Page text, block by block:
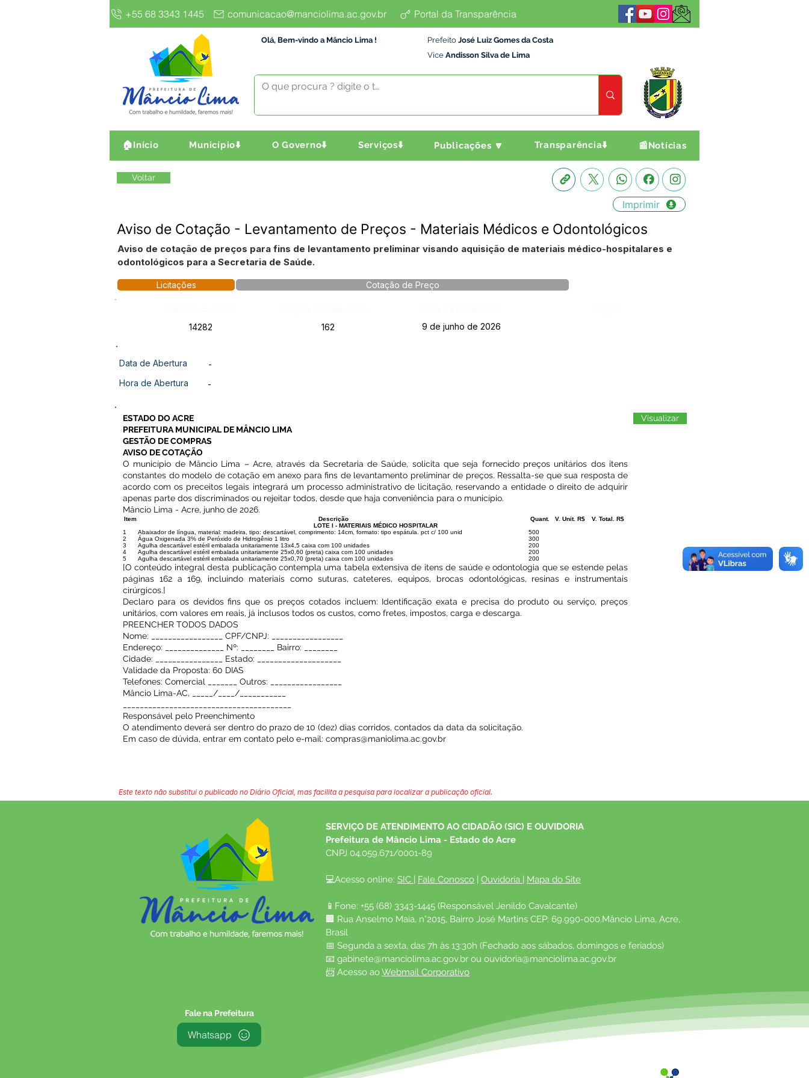
+55 68 3343 1445 comunicacao@manciolima.ac.gov.br Portal da Transparência
Olá, Bem-vindo a Mâncio Lima ! Prefeito José Luiz Gomes da Costa
Vice Andisson Silva de Lima
🏠Início Município⬇️ O Governo⬇️ Serviços⬇️ Publicações 🔽 Transparência⬇️ 📰Notícias
Voltar
Imprimir
Aviso de Cotação - Levantamento de Preços - Materiais Médicos e Odontológicos
Aviso de cotação de preços para fins de levantamento preliminar visando aquisição de materiais médico-hospitalares e
odontológicos para a Secretaria de Saúde.
Licitações Cotação de Preço
14282
162 9 de junho de 2026
Data de Abertura
-
Hora de Abertura
-
ESTADO DO ACRE
PREFEITURA MUNICIPAL DE MÂNCIO LIMA
GESTÃO DE COMPRAS
AVISO DE COTAÇÃO
O município de Mâncio Lima – Acre, através da Secretaria de Saúde, solicita que seja fornecido preços unitários dos itens
constantes do modelo de cotação em anexo para fins de levantamento preliminar de preços. Ressalta-se que sua resposta de
acordo com os preceitos legais integrará um processo administrativo de licitação, reservando a entidade o direito de adquirir
apenas parte dos discriminados ou rejeitar todos, desde que haja conveniência para o município.
Mâncio Lima - Acre, junho de 2026.
Item Descrição Quant. V. Unit. R$
V. Total. R$
LOTE I - MATERIAIS MÉDICO HOSPITALAR
1
Abaixador de língua, material: madeira, tipo: descartável, comprimento: 14cm, formato: tipo espátula. pct c/ 100 unid
500
2
Água Oxigenada 3% de Peróxido de Hidrogênio 1 litro
300
3
Agulha descartável estéril embalada unitariamente 13x4,5 caixa com 100 unidades
200
4
Agulha descartável estéril embalada unitariamente 25x0,60 (preta) caixa com 100 unidades
200
5
Agulha descartável estéril embalada unitariamente 25x0,70 (preta) caixa com 100 unidades 200
[O conteúdo integral desta publicação contempla uma tabela extensiva de itens de saúde e odontologia que se estende pelas
páginas 162 a 169, incluindo materiais como suturas, cateteres, equipos, brocas odontológicas, resinas e instrumentais
cirúrgicos.]
Declaro para os devidos fins que os preços cotados incluem: Identificação exata e precisa do produto ou serviço, preços
unitários, com valores em reais, já inclusos todos os custos, como fretes, impostos, carga e descarga.
PREENCHER TODOS DADOS
Nome: _________________ CPF/CNPJ: _________________
Endereço: ______________ Nº: ________ Bairro: ________
Cidade: ________________ Estado: ____________________
Validade da Proposta: 60 DIAS
Telefones: Comercial _______ Outros: _________________
Mâncio Lima-AC, _____/____/___________
Responsável pelo Preenchimento
O atendimento deverá ser dentro do prazo de 10 (dez) dias corridos, contados da data da solicitação.
Em caso de dúvida, entrar em contato pelo e-mail: compras@maniolima.ac.gov.br
Visualizar
Este texto não substitui o publicado no Diário Oficial, mas facilita a pesquisa para localizar a publicação oficial.
SERVIÇO DE ATENDIMENTO AO CIDADÃO (SIC) E OUVIDORIA
Prefeitura de Mâncio Lima - Estado do Acre
CNPJ 04.059.671/0001-89
💻Acesso online: SIC | Fale Conosco | Ouvidoria | Mapa do Site
📱Fone: +55 (68) 3343-1445 (Responsável Jenildo Cavalcante)
🏢 Rua Anselmo Maia, n°2015, Bairro José Martins CEP: 69.990-000.Mâncio Lima, Acre,
Brasil
📅 Segunda a sexta, das 7h às 13:30h (Fechado aos sábados, domingos e feriados)
📧 gabinete@manciolima.ac.gov.br ou ouvidoria@manciolima.ac.gov.br
📨 Acesso ao Webmail Corporativo
Fale na Prefeitura
Whatsapp